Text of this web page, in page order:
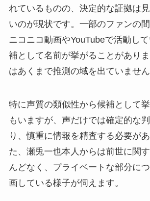
れているものの、決定的な証拠は
いのが現状です。一部のファンの
ニコニコ動画やYouTubeで活動し
補として名前が挙がることがあり
はあくまで推測の域を出ていません
特に声質の類似性から候補として
もいますが、声だけでは確定的な
り、慎重に情報を精査する必要が
た、瀬兎一也本人からは前世に関
んどなく、プライベートな部分に
画している様子が伺えます。